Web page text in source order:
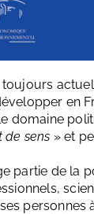
en
domaine
de sens » et
partie de la
personnes